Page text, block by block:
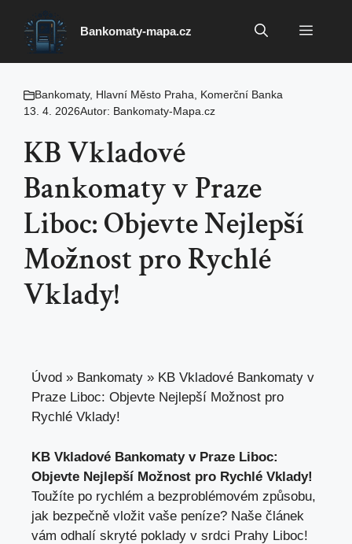
obsah
Bankomaty-mapa.cz Menu
Bankomaty, Hlavní Město Praha
Komerční Banka
13. 4. 2026Autor: Bankomaty-Mapa.cz
KB Vkladové
Bankomaty v Praze
Liboc: Objevte Nejlepší
Možnost pro Rychlé
Vklady!
Úvod » Bankomaty » KB Vkladové Bankomaty v
Praze Liboc: Objevte Nejlepší Možnost pro
Rychlé Vklady!
KB Vkladové Bankomaty v Praze Liboc:
Objevte Nejlepší Možnost pro Rychlé Vklady!
Toužíte po rychlém a bezproblémovém způsobu,
jak bezpečně vložit vaše peníze? Naše článek
vám odhalí skryté poklady v srdci Prahy Liboc!